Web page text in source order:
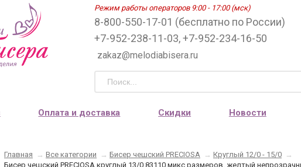
Режим работы операторов 9:00 - 17:00 (мск)
8-800-550-17-01 (бесплатно по России)
+7-952-238-11-03, +7-952-234-16-50
zakaz@melodiabisera.ru
Оплата и доставка Скидки Новости
Главная → Все категории → Бисер чешский PRECIOSA → Круглый 12/0 - 15/0 →
Бисер чешский PRECIOSA круглый 13/0 83110 микс размеров, желтый